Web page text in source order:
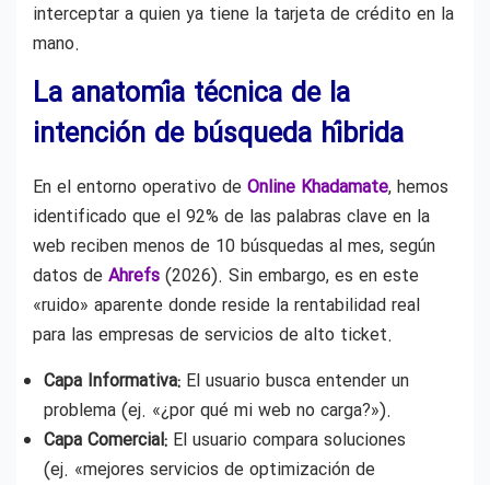
interceptar a quien ya tiene la tarjeta de crédito en la
mano.
La anatomía técnica de la
intención de búsqueda híbrida
En el entorno operativo de Online Khadamate, hemos
identificado que el 92% de las palabras clave en la
web reciben menos de 10 búsquedas al mes, según
datos de Ahrefs (2026). Sin embargo, es en este
«ruido» aparente donde reside la rentabilidad real
para las empresas de servicios de alto ticket.
Capa Informativa: El usuario busca entender un
problema (ej. «¿por qué mi web no carga?»).
Capa Comercial: El usuario compara soluciones
(ej. «mejores servicios de optimización de